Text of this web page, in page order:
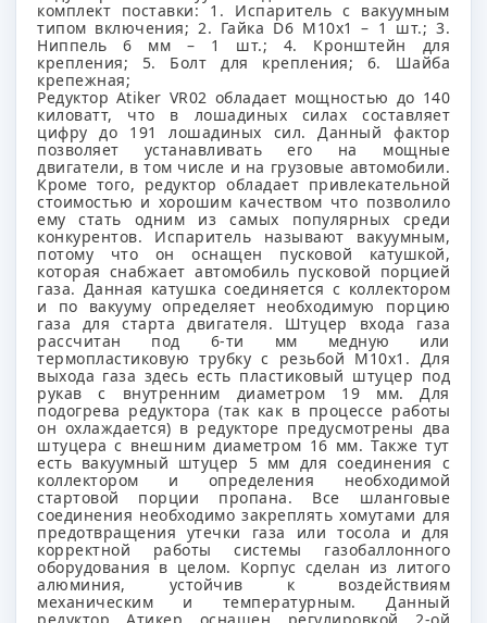
комплект поставки: 1. Испаритель с вакуумным
типом включения; 2. Гайка D6 M10x1 – 1 шт.; 3.
Ниппель 6 мм – 1 шт.; 4. Кронштейн для
крепления; 5. Болт для крепления; 6. Шайба
крепежная;
Редуктор Atiker VR02 обладает мощностью до 140
киловатт, что в лошадиных силах составляет
цифру до 191 лошадиных сил. Данный фактор
позволяет устанавливать его на мощные
двигатели, в том числе и на грузовые автомобили.
Кроме того, редуктор обладает привлекательной
стоимостью и хорошим качеством что позволило
ему стать одним из самых популярных среди
конкурентов. Испаритель называют вакуумным,
потому что он оснащен пусковой катушкой,
которая снабжает автомобиль пусковой порцией
газа. Данная катушка соединяется с коллектором
и по вакууму определяет необходимую порцию
газа для старта двигателя. Штуцер входа газа
рассчитан под 6-ти мм медную или
термопластиковую трубку с резьбой М10х1. Для
выхода газа здесь есть пластиковый штуцер под
рукав с внутренним диаметром 19 мм. Для
подогрева редуктора (так как в процессе работы
он охлаждается) в редукторе предусмотрены два
штуцера с внешним диаметром 16 мм. Также тут
есть вакуумный штуцер 5 мм для соединения с
коллектором и определения необходимой
стартовой порции пропана. Все шланговые
соединения необходимо закреплять хомутами для
предотвращения утечки газа или тосола и для
корректной работы системы газобаллонного
оборудования в целом. Корпус сделан из литого
алюминия, устойчив к воздействиям
механическим и температурным. Данный
редуктор Атикер оснащен регулировкой 2-ой